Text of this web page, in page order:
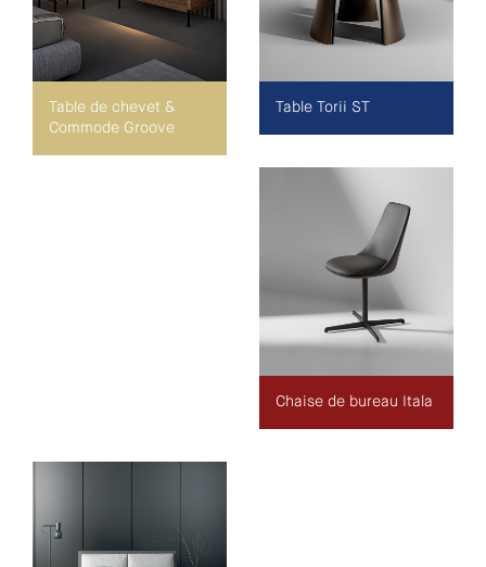
Table de chevet &
Commode Groove
Table Torii ST
Chaise de bureau Itala